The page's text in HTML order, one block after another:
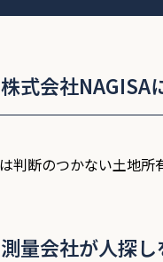
式会社NAGISA
判断のつかない土地所
量会社が人探